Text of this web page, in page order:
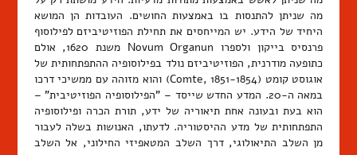
מה שניתן להתנסות בו באמצעות החושים. העובדות הן המושא
היחיד של הידע. יש המייחסים את תחילת הפוזיטיביזם לפילוסוף
פרנסיס בייקון ולספרו Novum Organun משנת 1620, אולם
כתופעה מודרנית, הפוזיטיביזם נולד בפילוסופיה ההתפתחותית של
אוגוסט קומט (Comte, 1851-1854) והוא מזוהה עם ממשיכי דרכו
במאה ה-20. המדע החדש שייסד – "הפילוסופיה הפוזיטיבית" –
הוא בעת ובעונה אחת תיאוריה של ידע, תורת הכרה ופילוסופיה
התפתחותית של מדע ההיסטוריה. לדעתו, האנושות בשלה לעבור
מן השלב התיאולוגי, דרך השלב המטאפיזי החילוני, אל השלב